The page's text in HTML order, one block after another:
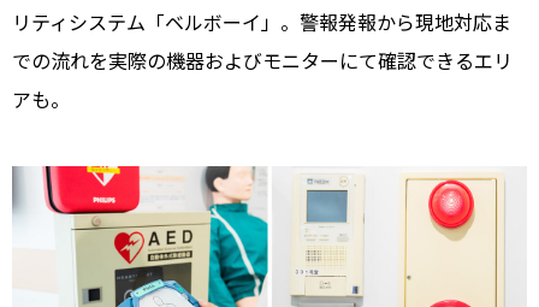
リティシステム「ベルボーイ」。警報発報から現地対応ま
での流れを実際の機器およびモニターにて確認できるエリ
アも。